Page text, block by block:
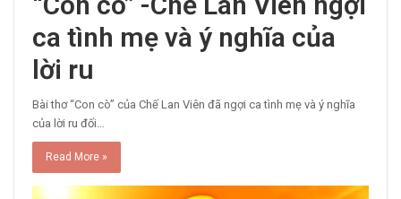
ca tình mẹ và ý nghĩa của
lời ru
Bài thơ “Con cò” của Chế Lan Viên đã ngợi ca tình mẹ và ý nghĩa
của lời ru đối…
Read More »